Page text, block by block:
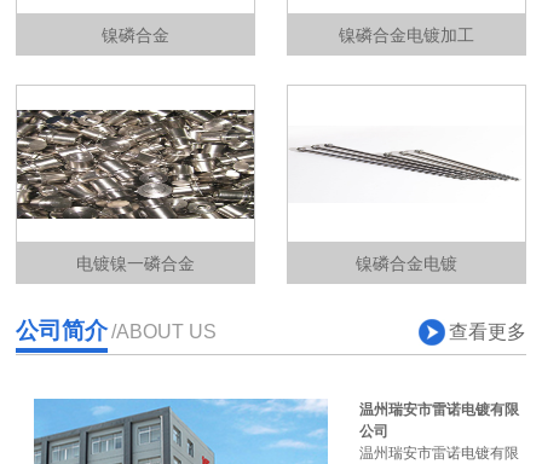
镍磷合金 镍磷合金电镀加工
电镀镍一磷合金 镍磷合金电镀
公司简介/ABOUT US 查看更多
温州瑞安市雷诺电镀有限
公司
温州瑞安市雷诺电镀有限